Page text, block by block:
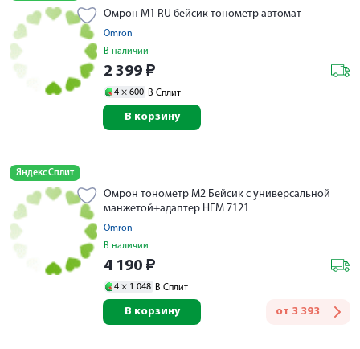
Омрон M1 RU бейсик тонометр автомат
Omron
В наличии
2 399 ₽
4 × 600 В Сплит
В корзину
Яндекс Сплит
Омрон тонометр M2 Бейсик с универсальной
манжетой+адаптер HEM 7121
Omron
В наличии
4 190 ₽
4 × 1 048 В Сплит
от 3 393
В корзину